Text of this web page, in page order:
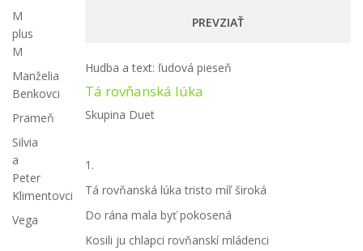
M
plus
M
Manželia
Benkovci
Prameň
Silvia
a
Peter
Klimentovci
Vega
PREVZIAŤ
Hudba a text: ľudová pieseň
Tá rovňanská lúka
Skupina Duet
1.
Tá rovňanská lúka tristo míľ široká
Do rána mala byť pokosená
Kosili ju chlapci rovňanskí mládenci